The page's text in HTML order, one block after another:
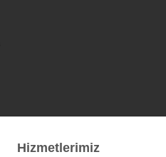
Hizmetlerimiz